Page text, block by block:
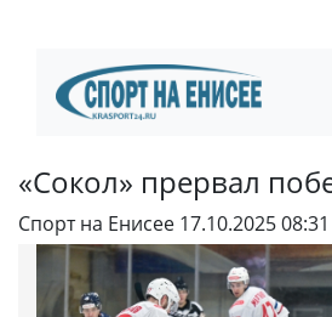
«Сокол» прервал
Спорт на Енисее 17.10.2025 08:31